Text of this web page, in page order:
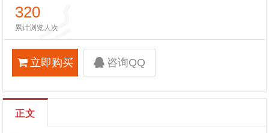
320
累计浏览人次
立即购买 咨询QQ
正文